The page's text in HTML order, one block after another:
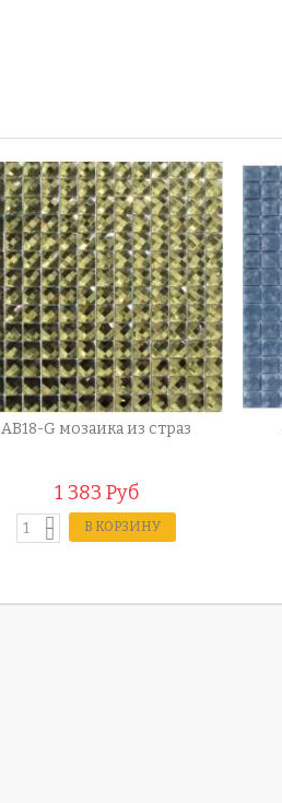
AB18-G мозаика из страз
1 383 Руб
В КОРЗИНУ